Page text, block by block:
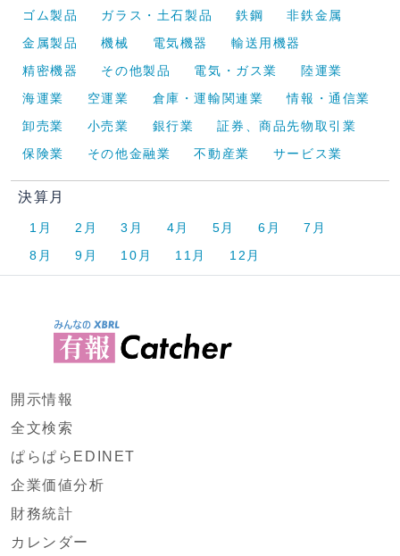
ゴム製品
ガラス・土石製品 鉄鋼
非鉄金属
金属製品
機械 電気機器
輸送用機器
精密機器
その他製品 電気・ガス業
陸運業
海運業
空運業 倉庫・運輸関連業
情報・通信業
卸売業
小売業 銀行業
証券、商品先物取引業
保険業
その他金融業 不動産業 サービス業
決算月
1月 2月 3月 4月 5月 6月
7月
8月
9月 10月 11月 12月
開示情報
全文検索
ぱらぱらEDINET
企業価値分析
財務統計
カレンダー